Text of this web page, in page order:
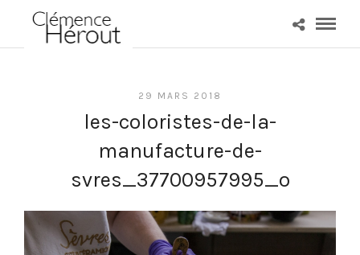
29 MARS 2018
les-coloristes-de-la-
manufacture-de-
svres_37700957995_o